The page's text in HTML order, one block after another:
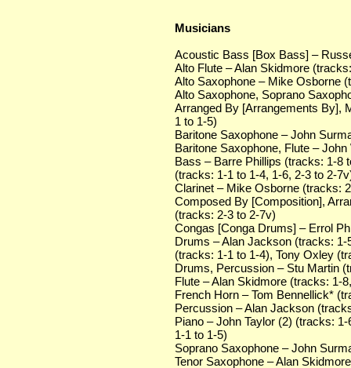
Musicians
Acoustic Bass [Box Bass] –
Alto Flute – Alan Skidmore
Alto Saxophone – Mike Osborne
Alto Saxophone, Soprano
Arranged By [Arrangements By],
1 to 1-5)
Baritone Saxophone – John
Baritone Saxophone, Flute –
Bass – Barre Phillips (tracks: 1-8
(tracks: 1-1 to 1-4, 1-6, 2-3 to 2-
Clarinet – Mike Osborne (tracks:
Composed By [Composition],
(tracks: 2-3 to 2-7v)
Congas [Conga Drums] – Errol
Drums – Alan Jackson (tracks:
(tracks: 1-1 to 1-4), Tony Oxley
Drums, Percussion – Stu Martin
Flute – Alan Skidmore (tracks: 1-
French Horn – Tom Bennellick*
Percussion – Alan Jackson
Piano – John Taylor (2) (tracks:
1-1 to 1-5)
Soprano Saxophone – John
Tenor Saxophone – Alan